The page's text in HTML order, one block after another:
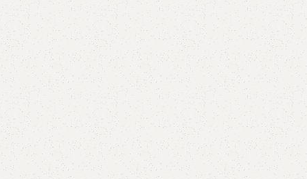
查看內容 查看內容 查看內容